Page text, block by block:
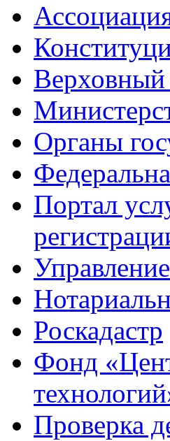
Органы
Портал
Роскадастр
Фонд
Проверка